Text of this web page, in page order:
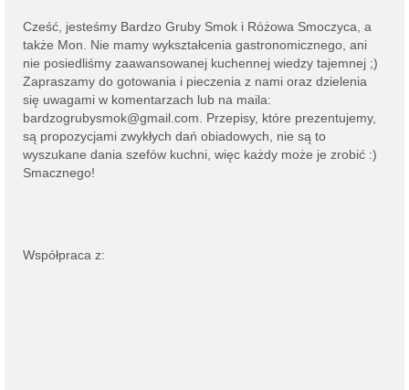
Cześć, jesteśmy Bardzo Gruby Smok i Różowa Smoczyca, a
także Mon. Nie mamy wykształcenia gastronomicznego, ani
nie posiedliśmy zaawansowanej kuchennej wiedzy tajemnej ;)
Zapraszamy do gotowania i pieczenia z nami oraz dzielenia
się uwagami w komentarzach lub na maila:
bardzogrubysmok@gmail.com . Przepisy, które prezentujemy,
są propozycjami zwykłych dań obiadowych, nie są to
wyszukane dania szefów kuchni, więc każdy może je zrobić :)
Smacznego!
Współpraca z: